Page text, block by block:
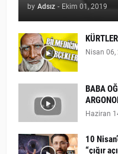
by Adsız - Ekim 01, 2019
Nisan 06,
BABA
Haziran
10
“çığır